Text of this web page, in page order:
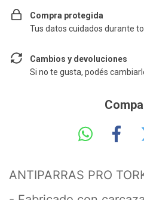
Compra protegida
Tus datos cuidados durante
Cambios y devoluciones
Si no te gusta, podés
ANTIPARRAS PRO